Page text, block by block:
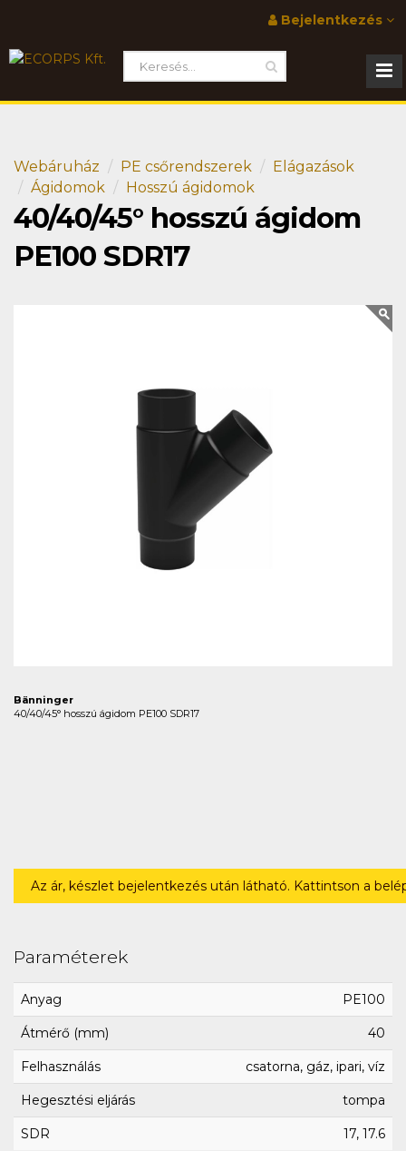
Bejelentkezés
Webáruház PE csőrendszerek
Elágazások
Ágidomok
Hosszú ágidomok
40/40/45° hosszú ágidom
PE100 SDR17
Bänninger
40/40/45° hosszú ágidom PE100 SDR17
Az ár, készlet bejelentkezés után látható. Kattintson a
Paraméterek
Anyag PE100
Átmérő (mm) 40
Felhasználás csatorna, gáz, ipari, víz
Hegesztési eljárás tompa
SDR 17, 17.6